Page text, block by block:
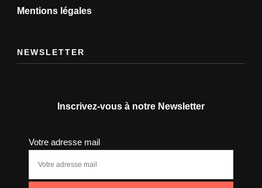
Mentions légales
NEWSLETTER
Inscrivez-vous à notre Newsletter
Votre adresse mail